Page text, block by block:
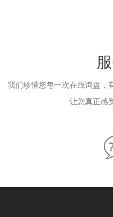
我们珍惜您每一次在线询盘，
让您真正感